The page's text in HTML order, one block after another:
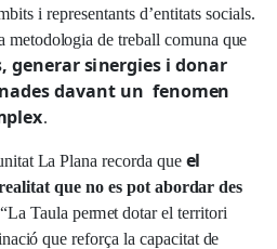
bits i representants d’entitats socials.
metodologiade treballcomuna que
,generarsinergies i donar
nades davant un fenomen
plex.
nitat LaPlanarecorda que el
ealitatque noespot abordardes
La Taula permetdotarel territori
nacióquereforçala capacitat de